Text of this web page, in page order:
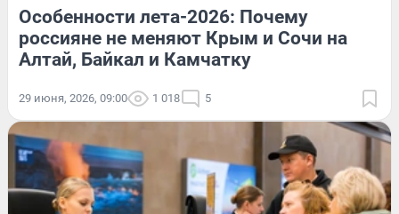
Особенности лета-2026: Почему
россияне не меняют Крым и Сочи на
Алтай, Байкал и Камчатку
29 июня, 2026, 09:00 1 018 5